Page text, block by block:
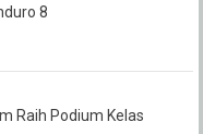
8
Raih Podium Kelas